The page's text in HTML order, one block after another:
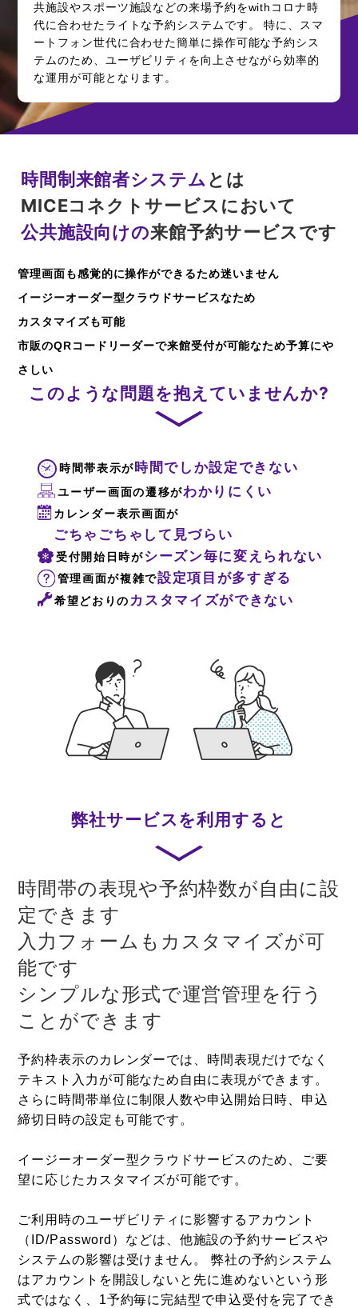
共施設やスポーツ施設などの来場予約をwithコロナ時
代に合わせたライトな予約システムです。 特に、スマ
ートフォン世代に合わせた簡単に操作可能な予約シス
テムのため、ユーザビリティを向上させながら効率的
な運用が可能となります。
時間制来館者システムとは
MICEコネクトサービスにおいて
公共施設向けの来館予約サービスです
管理画面も感覚的に操作ができるため迷いません
イージーオーダー型クラウドサービスなため
カスタマイズも可能
市販のQRコードリーダーで来館受付が可能なため予算にや
さしい
このような問題を抱えていませんか?
時間帯表示が時間でしか設定できない
ユーザー画面の遷移がわかりにくい
カレンダー表示画面が
ごちゃごちゃして見づらい
受付開始日時がシーズン毎に変えられない
管理画面が複雑で設定項目が多すぎる
希望どおりの カスタマイズができない
弊社サービスを利用すると
時間帯の表現や予約枠数が自由に設
定できます
入力フォームもカスタマイズが可
能です
シンプルな形式で運営管理を行う
ことができます
予約枠表示のカレンダーでは、時間表現だけでなく
テキスト入力が可能なため自由に表現ができます。
さらに時間帯単位に制限人数や申込開始日時、申込
締切日時の設定も可能です。
イージーオーダー型クラウドサービスのため、ご要
望に応じたカスタマイズが可能です。
ご利用時のユーザビリティに影響するアカウント
（ID/Password）などは、他施設の予約サービスや
システムの影響は受けません。 弊社の予約システム
はアカウントを開設しないと先に進めないという形
式ではなく、1予約毎に完結型で申込受付を完了でき